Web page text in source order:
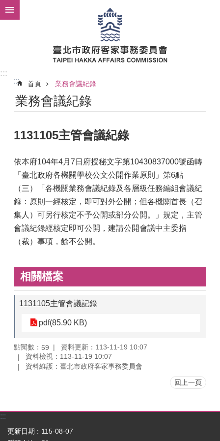
跳到主要內容區塊
:::
:::
首頁 業務會議紀錄
業務會議紀錄
1131105主管會議紀錄
依本府104年4月7日府授秘文字第10430837000號函轉
「臺北政府各機關學校公文公開作業原則」第6點
（三）「各機關業務會議紀錄及各層級任務編組會議紀
錄：原則一經核定，即可對外公開；但各機關首長（召
集人）可另行核定不予公開或部分公開。」規定，主管
會議紀錄經核定即可公開，建請公開會議中主委指
（裁）事項，餘不公開。
相關檔案
1131105主管會議記錄
pdf(85.90 KB)
點閱數： 59
資料更新：113-11-19 10:07
資料檢視：113-11-19 10:07
資料維護：臺北市政府客家事務委員會
回上一頁
:::
更新日期
115-08-07